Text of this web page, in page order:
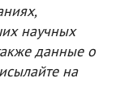
научных
данные о
на